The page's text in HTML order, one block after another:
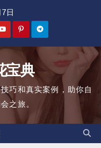
日
宝典
巧和真实案例，助你自
之旅。